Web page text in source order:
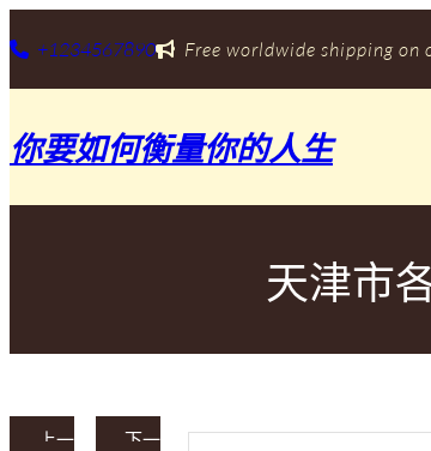
至
要
容
+1234567890 Free worldwide shipping on
你要如何衡量你的人生
天津市
上一
下一